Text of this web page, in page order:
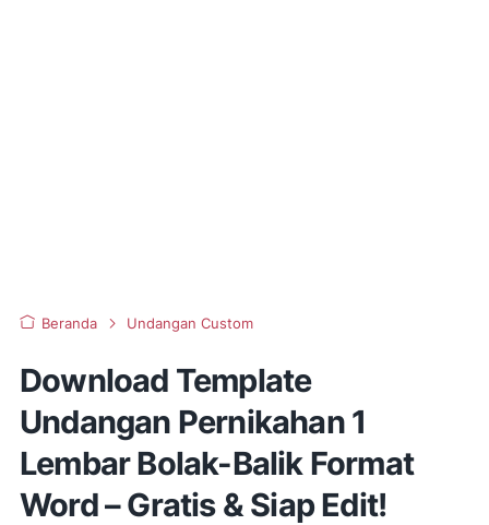
Beranda Undangan Custom
Download Template
Undangan Pernikahan 1
Lembar Bolak-Balik Format
Word – Gratis & Siap Edit!